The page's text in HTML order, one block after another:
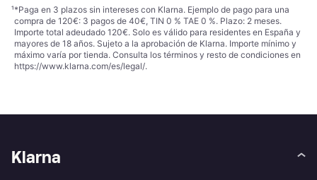
¹*Paga en 3 plazos sin intereses con Klarna. Ejemplo de pago para una
compra de 120€: 3 pagos de 40€, TIN 0 % TAE 0 %. Plazo: 2 meses.
Importe total adeudado 120€. Solo es válido para residentes en España y
mayores de 18 años. Sujeto a la aprobación de Klarna. Importe mínimo y
máximo varía por tienda. Consulta los términos y resto de condiciones en
https://www.klarna.com/es/legal/.
Klarna